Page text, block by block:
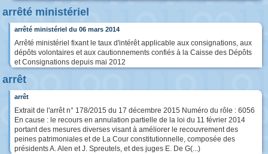
arrêté ministériel
arrêté ministériel du 06 mars 2014
Arrêté ministériel fixant le taux d'intérêt applicable aux consignations, aux
dépôts volontaires et aux cautionnements confiés à la Caisse des Dépôts
et Consignations depuis mai 2012
arrêt
arrêt
Extrait de l'arrêt n° 178/2015 du 17 décembre 2015 Numéro du rôle : 6056
En cause : le recours en annulation partielle de la loi du 11 février 2014
portant des mesures diverses visant à améliorer le recouvrement des
peines patrimoniales et de La Cour constitutionnelle, composée des
présidents A. Alen et J. Spreutels, et des juges E. De G(...)